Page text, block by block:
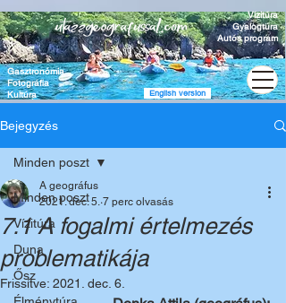
Gasztronómia
Fotográfia
Kultúra
English version
Vízitúra
Gyalogtúra
Autós program
Bejegyzés
Minden poszt
Vízitúra
Duna
Ősz
Minden poszt
7.1 A fogalmi értelmezés
problematikája
A geográfus
2021. dec. 5. 7 perc olvasás
Frissítve: 2021. dec. 6.